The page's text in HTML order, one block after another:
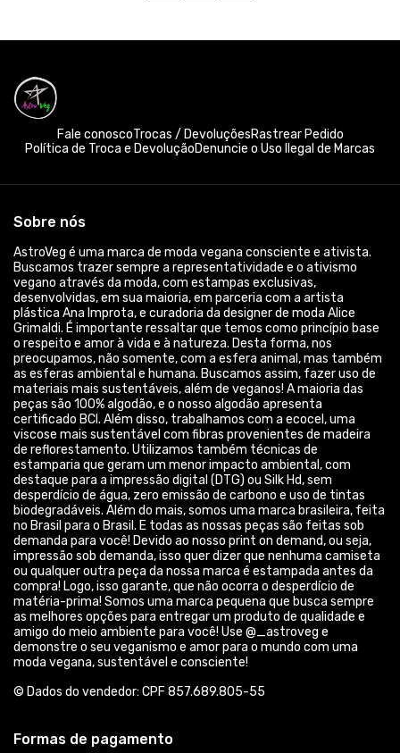
preocupamos, não somente, com a esfera animal, mas também
peças são 100% algodão, e o nosso algodão apresenta
certificado BCI. Além disso, trabalhamos com a ecocel, uma
viscose mais sustentável com fibras provenientes de madeira
de reflorestamento. Utilizamos também técnicas de
estamparia que geram um menor impacto ambiental, com
destaque para a impressão digital (DTG) ou Silk Hd, sem
biodegradáveis. Além do mais, somos uma marca brasileira, feita
demanda para você! Devido ao nosso print on demand, ou seja,
ou qualquer outra peça da nossa marca é estampada antes da
compra! Logo, isso garante, que não ocorra o desperdício de
matéria-prima! Somos uma marca pequena que busca sempre
as melhores opções para entregar um produto de qualidade e
amigo do meio ambiente para você! Use @_astroveg e
demonstre o seu veganismo e amor para o mundo com uma
moda vegana, sustentável e consciente!
© Dados do vendedor: CPF 857.689.805-55
Formas de pagamento
Acompanhe-nos: